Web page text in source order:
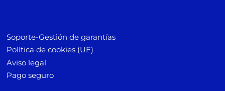
Soporte-Gestión de garantías
Política de cookies (UE)
Aviso legal
Pago seguro